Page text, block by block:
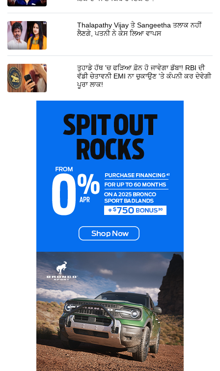
Thalapathy Vijay ਤੇ Sangeetha ਤਲਾਕ ਨਹੀਂ
ਲੈਣਗੇ, ਪਤਨੀ ਨੇ ਕੇਸ ਲਿਆ ਵਾਪਸ
ਤੁਹਾਡੇ ਹੱਥ 'ਚ ਫੜਿਆ ਫ਼ੋਨ ਹੋ ਜਾਵੇਗਾ ਡੱਬਾ! RBI ਦੀ
ਵੱਡੀ ਚੇਤਾਵਨੀ EMI ਨਾ ਚੁਕਾਉਣ 'ਤੇ ਕੰਪਨੀ ਕਰ ਦੇਵੇਗੀ
ਪੂਰਾ ਲਾਕ!